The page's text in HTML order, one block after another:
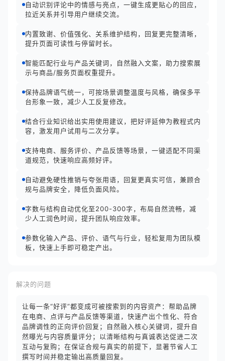
自动识别评论中的情感与亮点，一键生成更贴心的回应，
拉近关系并引导用户继续交流。
内置致谢、价值强化、关系维护结构，回复更完整清晰，
提升页面可读性与停留时长。
智能匹配行业与产品关键词，自然融入文案，助力搜索展
示与商品/服务页面权重提升。
保持品牌语气统一，可按场景调整温度与风格，确保多平
台形象一致，减少人工反复修改。
结合行业知识给出实用使用建议，把好评延伸为教程式内
容，激发用户试用与二次分享。
支持电商、服务评价、产品反馈等场景，一键适配不同渠
道规范，快速响应高频好评。
自动避免硬性推销与夸张用语，回复更真实可信，兼顾合
规与品牌安全，降低负面风险。
字数与结构自动优化至200-300字，布局自然流畅，减
少人工润色时间，提升团队响应效率。
参数化输入产品、评价、语气与行业，轻松复用为团队模
板，快速上手即可稳定产出。
解决的问题
让每一条“好评”都变成可被搜索到的内容资产：帮助品牌
在电商、点评与产品反馈等渠道，快速产出个性化、符合
品牌调性的正向评价回复；自然融入核心关键词，提升自
然曝光与内容质量评分；以清晰结构与真诚表达促进二次
互动与复购；在保证合规与真实的前提下，显著节省人工
撰写时间并稳定输出高质量回复。